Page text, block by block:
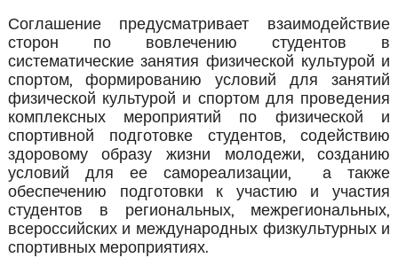
Соглашение предусматривает взаимодействие
сторон по вовлечению студентов в
систематические занятия физической культурой и
спортом, формированию условий для занятий
физической культурой и спортом для проведения
комплексных мероприятий по физической и
спортивной подготовке студентов, содействию
здоровому образу жизни молодежи, созданию
условий для ее самореализации, а также
обеспечению подготовки к участию и участия
студентов в региональных, межрегиональных,
всероссийских и международных физкультурных и
спортивных мероприятиях.